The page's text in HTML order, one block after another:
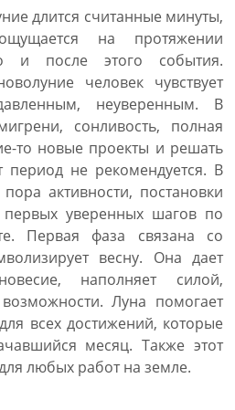
длится считанные минуты,
на протяжении
и после этого события.
человек чувствует
неуверенным. В
сонливость, полная
то новые проекты и решать
период не рекомендуется. В
активности, постановки
уверенных шагов по
Первая фаза связана со
весну. Она дает
наполняет силой,
Луна помогает
всех достижений, которые
месяц. Также этот
любых работ на земле.